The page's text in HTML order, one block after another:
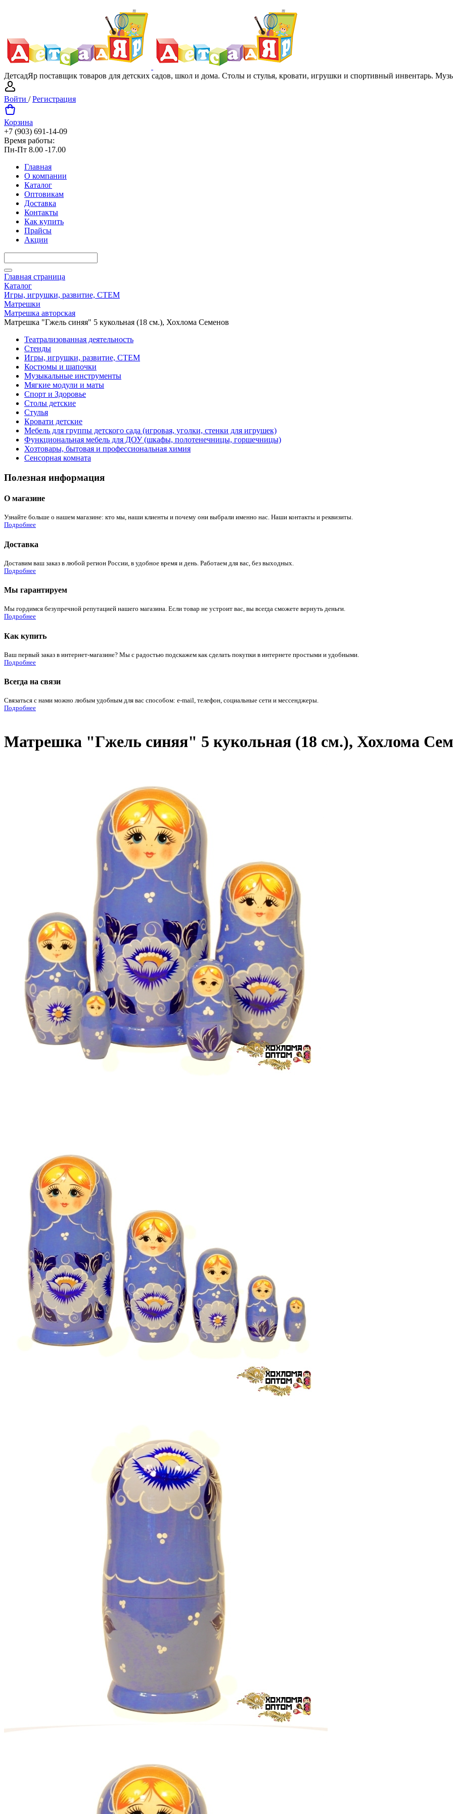
ДетсадЯр поставщик товаров для детских садов, школ и дома. Столы и стулья, кровати, игрушки и спортивный инвентарь.
Войти /Регистрация
Корзина
+7 (903) 691-14-09
Время работы:
Пн-Пт 8.00 -17.00
Главная
О компании
Каталог
Оптовикам
Доставка
Контакты
Как купить
Прайсы
Акции
Главная страница
Каталог
Игры, игрушки, развитие, СТЕМ
Матрешки
Матрешка авторская
Матрешка "Гжель синяя" 5 кукольная (18 см.), Хохлома Семенов
Театрализованная деятельность
Стенды
Игры, игрушки, развитие, СТЕМ
Костюмы и шапочки
Музыкальные инструменты
Мягкие модули и маты
Спорт и Здоровье
Столы детские
Стулья
Кровати детские
Мебель для группы детского сада (игровая, уголки, стенки для игрушек)
Функциональная мебель для ДОУ (шкафы, полотенечницы, горшечницы)
Хозтовары, бытовая и профессиональная химия
Сенсорная комната
Полезная информация
О магазине
Узнайте больше о нашем магазине: кто мы, наши клиенты и почему они выбрали именно нас. Наши контакты и реквизиты.
Подробнее
Доставка
Доставим ваш заказ в любой регион России, в удобное время и день. Работаем для вас, без выходных.
Подробнее
Мы гарантируем
Мы гордимся безупречной репутацией нашего магазина. Если товар не устроит вас, вы всегда сможете вернуть деньги.
Подробнее
Как купить
Ваш первый заказ в интернет-магазине? Мы с радостью подскажем как сделать покупки в интернете простыми и удобными.
Подробнее
Всегда на связи
Связаться с нами можно любым удобным для вас способом: e-mail, телефон, социальные сети и мессенджеры.
Подробнее
Матрешка "Гжель синяя" 5 кукольная (18 см.), Хохлома